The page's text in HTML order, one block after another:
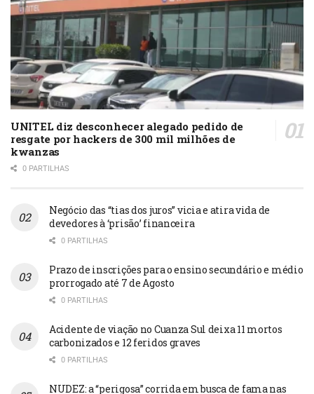
UNITEL diz desconhecer alegado pedido de
resgate por hackers de 300 mil milhões de
kwanzas
0 PARTILHAS
Negócio das “tias dos juros” vicia e atira vida de
devedores à ‘prisão’ financeira
0 PARTILHAS
Prazo de inscrições para o ensino secundário e médio
prorrogado até 7 de Agosto
0 PARTILHAS
Acidente de viação no Cuanza Sul deixa 11 mortos
carbonizados e 12 feridos graves
0 PARTILHAS
NUDEZ: a “perigosa” corrida em busca de fama nas